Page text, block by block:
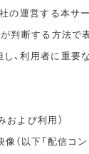
運営する本サ
が判断する方法
、利用者に重
および利用）
（以下「配信コ